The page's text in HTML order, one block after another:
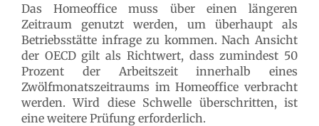
Das Homeoffice muss über einen längeren
Zeitraum genutzt werden, um überhaupt als
Betriebsstätte infrage zu kommen. Nach Ansicht
der OECD gilt als Richtwert, dass zumindest 50
Prozent der Arbeitszeit innerhalb eines
Zwölfmonatszeitraums im Homeoffice verbracht
werden. Wird diese Schwelle überschritten, ist
eine weitere Prüfung erforderlich.